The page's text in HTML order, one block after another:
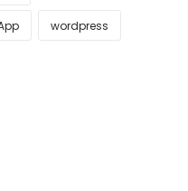
wordpress